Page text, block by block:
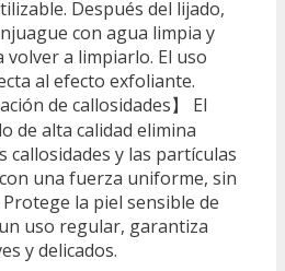
Después del lijado,
con agua limpia y
volver a limpiarlo. El uso
al efecto exfoliante.
de callosidades】 El
de alta calidad elimina
callosidades y las partículas
una fuerza uniforme, sin
la piel sensible de
uso regular, garantiza
y delicados.